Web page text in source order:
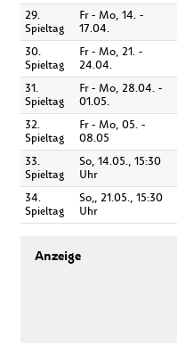
29.
Spieltag
Fr - Mo, 14. -
17.04.
30.
Spieltag
Fr - Mo, 21. -
24.04.
31.
Spieltag
Fr - Mo, 28.04. -
01.05.
32.
Spieltag
Fr - Mo, 05. -
08.05
33.
Spieltag
So, 14.05., 15:30
Uhr
34.
Spieltag
So,, 21.05., 15:30
Uhr